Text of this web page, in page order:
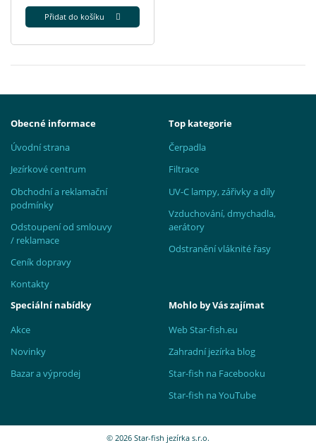
Přidat do košíku
Obecné informace
Úvodní strana
Jezírkové centrum
Obchodní a reklamační
podmínky
Odstoupení od smlouvy
/ reklamace
Ceník dopravy
Kontakty
Top kategorie
Čerpadla
Filtrace
UV-C lampy, zářivky a díly
Vzduchování, dmychadla,
aerátory
Odstranění vláknité řasy
Speciální nabídky
Akce
Novinky
Bazar a výprodej
Mohlo by Vás zajímat
Web Star-fish.eu
Zahradní jezírka blog
Star-fish na Facebooku
Star-fish na YouTube
© 2026 Star-fish jezírka s.r.o.